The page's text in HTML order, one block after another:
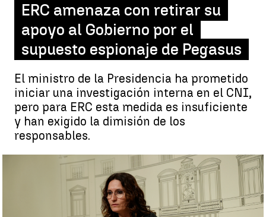
ERC amenaza con retirar su
apoyo al Gobierno por el
supuesto espionaje de Pegasus
El ministro de la Presidencia ha prometido
iniciar una investigación interna en el CNI,
pero para ERC esta medida es insuficiente
y han exigido la dimisión de los
responsables.
ERC amenaza con retirar su apoyo al Gobierno por el espionaje
con Pegasus |
EFE